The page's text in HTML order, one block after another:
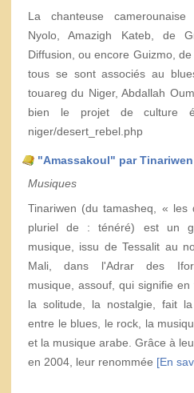
La chanteuse camerounaise
Nyolo, Amazigh Kateb, de
Diffusion, ou encore Guizmo, de
tous se sont associés au
touareg du Niger, Abdallah
bien le projet de culture
niger/desert_rebel.php
"Amassakoul" par Tinariwen
Musiques
Tinariwen (du tamasheq, « les
pluriel de : ténéré) est un
musique, issu de Tessalit au
Mali, dans l'Adrar des
musique, assouf, qui signifie en
la solitude, la nostalgie, fait la
entre le blues, le rock, la
et la musique arabe. Grâce à
en 2004, leur renommée [En